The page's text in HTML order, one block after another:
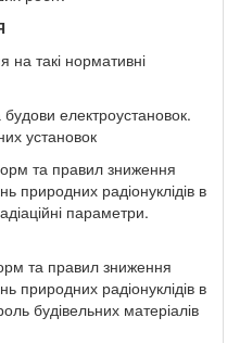
на такі нормативні
електроустановок.
установок
та правил зниження
природних радіонуклідів в
параметри.
та правил зниження
природних радіонуклідів в
будівельних матеріалів